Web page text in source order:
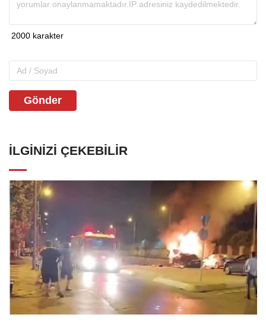
Gönder
İLGINIZI ÇEKEBILIR